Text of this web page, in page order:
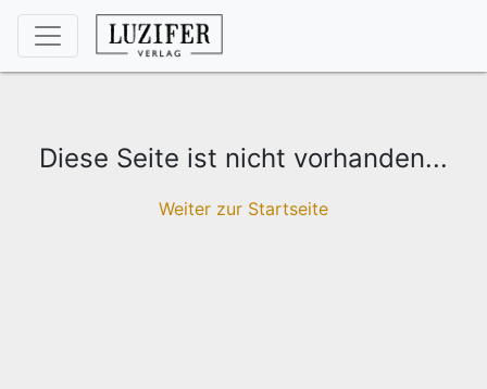
Diese Seite ist nicht vorhanden...
Weiter zur Startseite